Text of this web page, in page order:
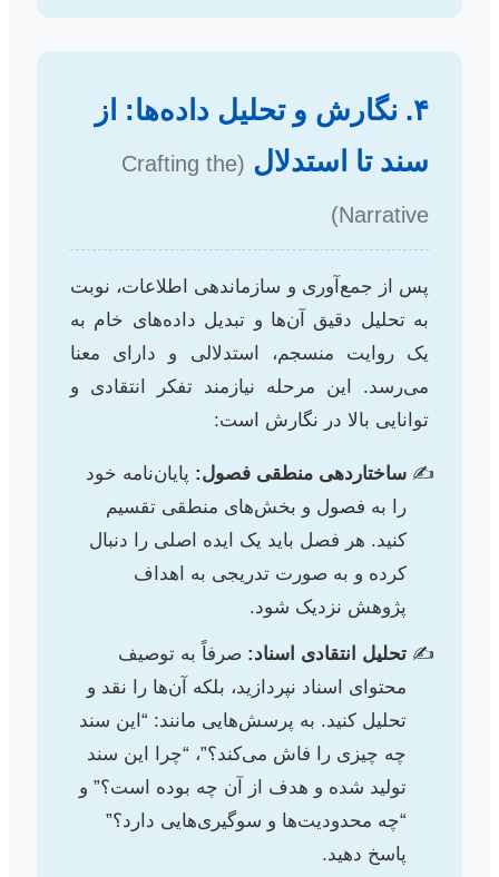
۴. نگارش و تحلیل داده‌ها: از
سند تا استدلال
(Crafting the
Narrative)
پس از جمع‌آوری و سازماندهی اطلاعات، نوبت
به تحلیل دقیق آن‌ها و تبدیل داده‌های خام به
یک روایت منسجم، استدلالی و دارای معنا
می‌رسد. این مرحله نیازمند تفکر انتقادی و
توانایی بالا در نگارش است:
ساختاردهی منطقی فصول: پایان‌نامه خود
را به فصول و بخش‌های منطقی تقسیم
کنید. هر فصل باید یک ایده اصلی را دنبال
کرده و به صورت تدریجی به اهداف
پژوهش نزدیک شود.
تحلیل انتقادی اسناد: صرفاً به توصیف
محتوای اسناد نپردازید، بلکه آن‌ها را نقد و
تحلیل کنید. به پرسش‌هایی مانند: “این سند
چه چیزی را فاش می‌کند؟”، “چرا این سند
تولید شده و هدف از آن چه بوده است؟” و
“چه محدودیت‌ها و سوگیری‌هایی دارد؟”
پاسخ دهید.